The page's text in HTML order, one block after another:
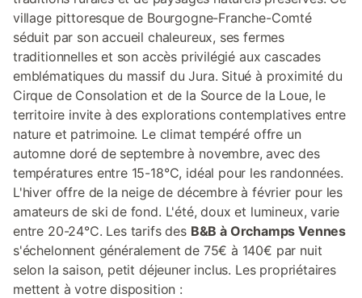
village pittoresque de Bourgogne-Franche-Comté
séduit par son accueil chaleureux, ses fermes
traditionnelles et son accès privilégié aux cascades
emblématiques du massif du Jura. Situé à proximité du
Cirque de Consolation et de la Source de la Loue, le
territoire invite à des explorations contemplatives entre
nature et patrimoine. Le climat tempéré offre un
automne doré de septembre à novembre, avec des
températures entre 15-18°C, idéal pour les randonnées.
L'hiver offre de la neige de décembre à février pour les
amateurs de ski de fond. L'été, doux et lumineux, varie
entre 20-24°C. Les tarifs des B&B à Orchamps Vennes
s'échelonnent généralement de 75€ à 140€ par nuit
selon la saison, petit déjeuner inclus. Les propriétaires
mettent à votre disposition :